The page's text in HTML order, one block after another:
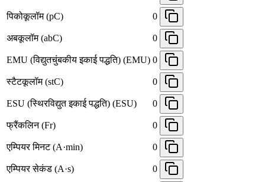
पिकोकूलॉम (pC) 0
अबकूलॉम (abC) 0
EMU (विद्युतचुंबकीय इकाई पद्धति) (EMU) 0
स्टैटकूलॉम (stC) 0
ESU (स्थिरविद्युत इकाई पद्धति) (ESU) 0
फ्रैंकलिन (Fr) 0
एम्पियर मिनट (A·min) 0
एम्पियर सेकंड (A·s) 0